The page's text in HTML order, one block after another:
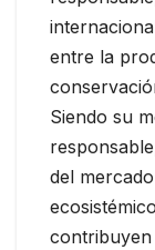
entre la
Siendo su
del
contribuyen